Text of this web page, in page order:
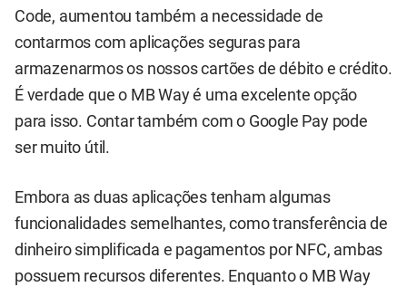
Code, aumentou também a necessidade de
contarmos com aplicações seguras para
armazenarmos os nossos cartões de débito e crédito.
É verdade que o MB Way é uma excelente opção
para isso. Contar também com o Google Pay pode
ser muito útil.
Embora as duas aplicações tenham algumas
funcionalidades semelhantes, como transferência de
dinheiro simplificada e pagamentos por NFC, ambas
possuem recursos diferentes. Enquanto o MB Way